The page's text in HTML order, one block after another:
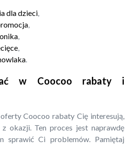
dla dzieci,
,
,
,
.
w Coocoo rabaty i
Coocoo rabaty Cię interesują,
okazji. Ten proces jest naprawdę
sprawić Ci problemów. Pamiętaj